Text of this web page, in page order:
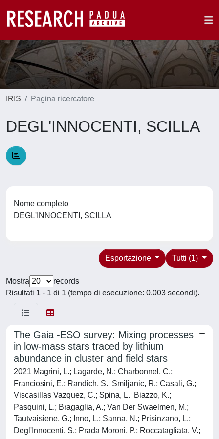
IRIS Pagina ricercatore
DEGL'INNOCENTI, SCILLA
Nome completo
DEGL'INNOCENTI, SCILLA
Tutti (1)
Esportazione
Mostra
records
Risultati 1 - 1 di 1 (tempo di esecuzione: 0.003 secondi).
The Gaia -ESO survey: Mixing processes
in low-mass stars traced by lithium
abundance in cluster and field stars
2021 Magrini, L.; Lagarde, N.; Charbonnel, C.;
Franciosini, E.; Randich, S.; Smiljanic, R.; Casali, G.;
Viscasillas Vazquez, C.; Spina, L.; Biazzo, K.;
Pasquini, L.; Bragaglia, A.; Van Der Swaelmen, M.;
Tautvaisiene, G.; Inno, L.; Sanna, N.; Prisinzano, L.;
Degl'Innocenti, S.; Prada Moroni, P.; Roccatagliata, V.;